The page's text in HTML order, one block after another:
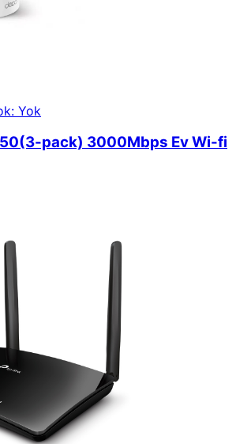
Yok
pack) 3000Mbps Ev Wi-fi